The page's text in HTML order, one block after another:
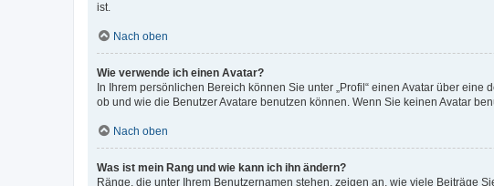
ist.
Nach oben
Wie verwende ich einen Avatar?
In Ihrem persönlichen Bereich können Sie unter „Profil“ einen Avatar über
ob und wie die Benutzer Avatare benutzen können. Wenn Sie keinen Avatar
Nach oben
Was ist mein Rang und wie kann ich ihn ändern?
Ränge, die unter Ihrem Benutzernamen stehen, zeigen an, wie viele Beiträge